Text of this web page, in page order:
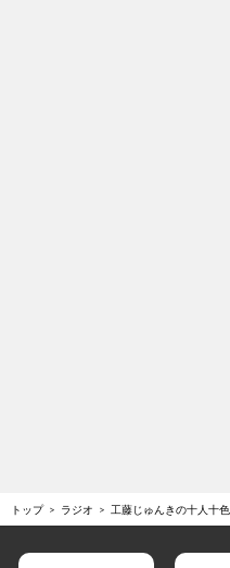
トップ ラジオ 工藤じゅんきの十人十色